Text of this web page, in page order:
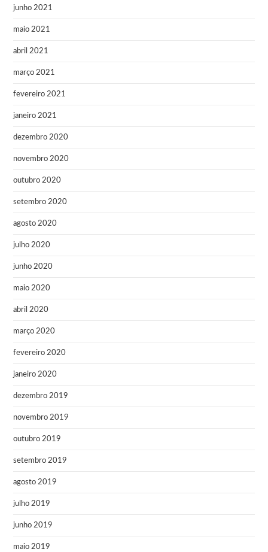
junho 2021
maio 2021
abril 2021
março 2021
fevereiro 2021
janeiro 2021
dezembro 2020
novembro 2020
outubro 2020
setembro 2020
agosto 2020
julho 2020
junho 2020
maio 2020
abril 2020
março 2020
fevereiro 2020
janeiro 2020
dezembro 2019
novembro 2019
outubro 2019
setembro 2019
agosto 2019
julho 2019
junho 2019
maio 2019